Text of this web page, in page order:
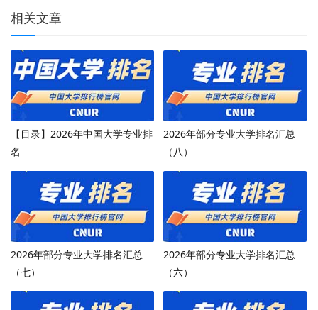
相关文章
【目录】2026年中国大学专业排
名
2026年部分专业大学排名汇总
（八）
2026年部分专业大学排名汇总
（七）
2026年部分专业大学排名汇总
（六）